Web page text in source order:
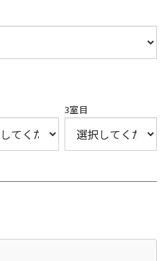
3室目